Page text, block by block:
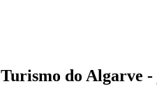
do Algarve -